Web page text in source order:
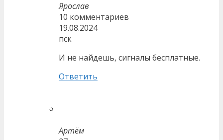
Ярослав
10 комментариев
19.08.2024
пск
И не найдешь, сигналы бесплатные.
Ответить
Артём